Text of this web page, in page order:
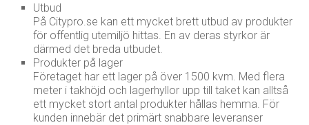
Utbud
På Citypro.se kan ett mycket brett utbud av produkter
för offentlig utemiljö hittas. En av deras styrkor är
därmed det breda utbudet.
Produkter på lager
Företaget har ett lager på över 1500 kvm. Med flera
meter i takhöjd och lagerhyllor upp till taket kan alltså
ett mycket stort antal produkter hållas hemma. För
kunden innebär det primärt snabbare leveranser